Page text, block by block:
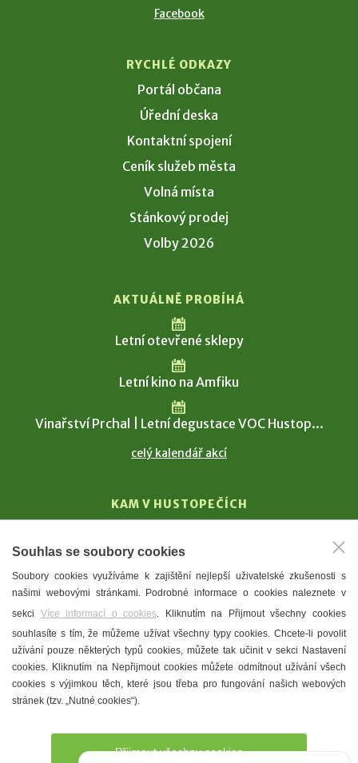
Facebook
RYCHLÉ ODKAZY
Portál občana
Úřední deska
Kontaktní spojení
Ceník služeb města
Volná místa
Stánkový prodej
Volby 2026
AKTUÁLNĚ PROBÍHÁ
Letní otevřené sklepy
Letní kino na Amfiku
Vinařství Prchal | Letní degustace VOC Hustop...
celý kalendář akcí
KAM V HUSTOPEČÍCH
T. G. Masaryk
Mandloně
Ubytování
Restaurace
Městské muzeum a galerie
Denní meníčka
Souhlas se soubory cookies
Soubory cookies využíváme k zajištění nejlepší uživatelské zkušenosti s
našimi webovými stránkami. Podrobné informace o cookies naleznete v
sekci Více informací o cookies. Kliknutím na Přijmout všechny cookies
souhlasíte s tím, že můžeme užívat všechny typy cookies. Chcete-li povolit
užívání pouze některých typů cookies, můžete tak učinit v sekci Nastavení
cookies. Kliknutím na Nepřijmout cookies můžete odmítnout užívání všech
cookies s výjimkou těch, které jsou třeba pro fungování našich webových
stránek (tzv. „Nutné cookies“).
Přijmout všechny cookies
Potřebujete poradit?